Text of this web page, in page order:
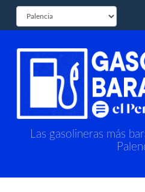
Las gasolineras más